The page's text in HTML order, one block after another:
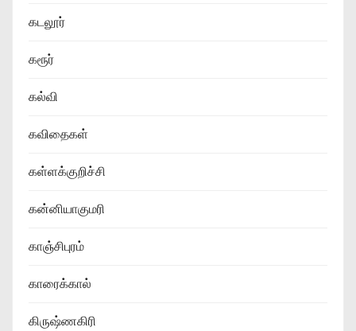
கடலூர்
கரூர்
கல்வி
கவிதைகள்
கள்ளக்குறிச்சி
கன்னியாகுமரி
காஞ்சிபுரம்
காரைக்கால்
கிருஷ்ணகிரி